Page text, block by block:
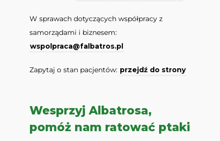
W sprawach dotyczących współpracy z
samorządami i biznesem:
wspolpraca@falbatros.pl
Zapytaj o stan pacjentów: przejdź do strony
Wesprzyj Albatrosa,
pomóż nam ratować ptaki